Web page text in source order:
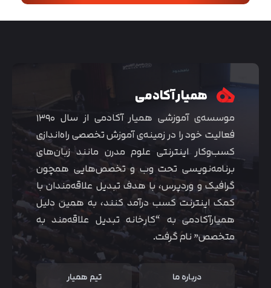
همیار آکادمی
موسسه‌ی آموزشی همیار آکادمی از سال ۱۳۹۰
فعالیت خود را در زمینه‌ی آموزش تخصصی راه‌اندازی
کسب‌و‌کار اینترنتی علوم مدرن مانند زبان‌های
برنامه‌نویسی تحت وب و تخصص‌هایی همچون
گرافیک و وردپرس، با هدف تبدیل علاقه‌مندان با
کمک اینترنت کسب درآمد کنند، به همین دلیل
همیارآکادمی به “کارخانه تبدیل علاقه‌مند به
متخصص” نام گرفت.
درباره ما تیم همیار
متوجه شدم